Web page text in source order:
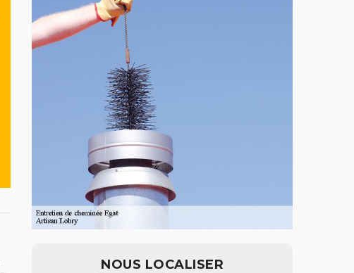
NOUS LOCALISER